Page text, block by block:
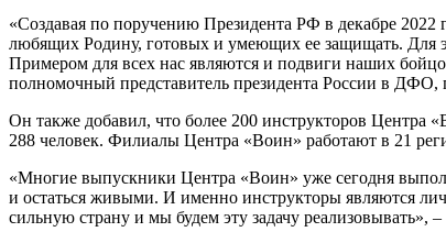
«Создавая по поручению Президента РФ в декабре
любящих Родину, готовых и умеющих ее защищать. Для
Примером для всех нас являются и подвиги наших
полномочный представитель президента России в ДФО,
Он также добавил, что более 200 инструкторов Центра
288 человек. Филиалы Центра «Воин» работают в 21
«Многие выпускники Центра «Воин» уже сегодня
и остаться живыми. И именно инструкторы являются
сильную страну и мы будем эту задачу